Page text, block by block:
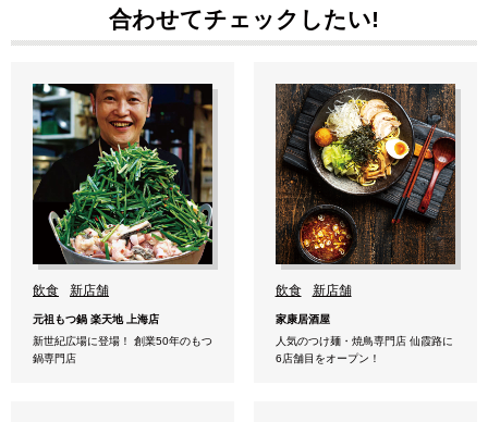
合わせてチェックしたい!
飲食 新店舗
元祖もつ鍋 楽天地 上海店
新世紀広場に登場！ 創業50年のもつ
鍋専門店
飲食 新店舗
家康居酒屋
人気のつけ麺・焼鳥専門店 仙霞路に
6店舗目をオープン！